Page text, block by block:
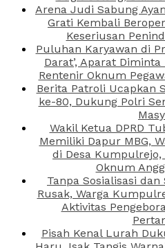
Arena Judi Sabung
Grati Kembali
Keseriusan
Puluhan Karyawan di
Darat’, Aparat
Rentenir Oknum
Berita Patroli Ucapkan
ke-80, Dukung Polri
Wakil Ketua DPRD
Memiliki Dapur MBG,
di Desa
Oknum
Tanpa Sosialisasi
Rusak, Warga
Aktivitas
Pisah Kenal Lurah